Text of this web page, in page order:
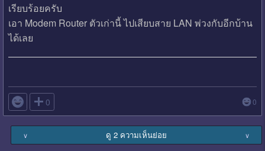
เรียบร้อยครับ
เอา Modem Router ตัวเก่านี้ ไปเสียบสาย LAN พ่วงกับอีกบ้าน
ได้เลย
 0 0
∨ ดู 2 ความเห็นย่อย ∨